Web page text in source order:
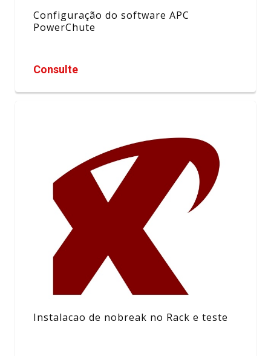
Configuração do software APC
PowerChute
Consulte
Instalacao de nobreak no Rack e teste